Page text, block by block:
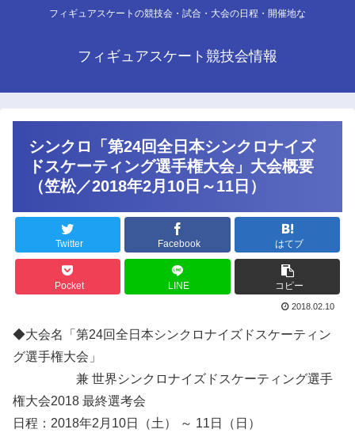
フィギュアスケートの競技会・試合・大会の日程・開催地な
フィギュアスケート競技会情報
シンクロ「第24回全日本シンクロナイズ
ドスケーティング選手権大会」大会概要
（笠松／2018年2月10日～11日）
Twitter Facebook はてブ
Pocket LINE コピー
2018.02.10
◆大会名「第24回全日本シンクロナイズドスケーティン
グ選手権大会」
兼 世界シンクロナイズドスケーティング選手
権大会2018 最終選考会
日程：2018年2月10日（土） ～ 11日（日）